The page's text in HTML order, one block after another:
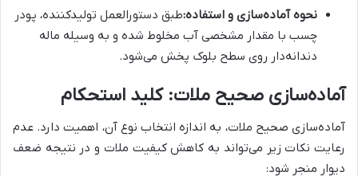
نحوه آماده‌سازی و استفاده:طبق دستورالعمل تولیدکننده، پودر
چسب با مقدار مشخصی آب مخلوط شده و به وسیله ماله
دندانه‌دار روی سطح بلوک پخش می‌شود.
آماده‌سازی صحیح ملات: کلید استحکام
آماده‌سازی صحیح ملات، به اندازه انتخاب نوع آن، اهمیت دارد. عدم
رعایت نکات زیر می‌تواند به کاهش کیفیت ملات و در نتیجه ضعف
دیوار منجر شود: